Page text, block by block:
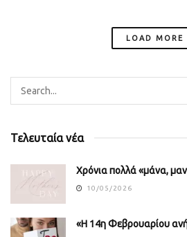
LOAD MORE
Τελευταία νέα
Χρόνια πολλά «μάνα,
10/05/2026
«Η 14η Φεβρουαρίου